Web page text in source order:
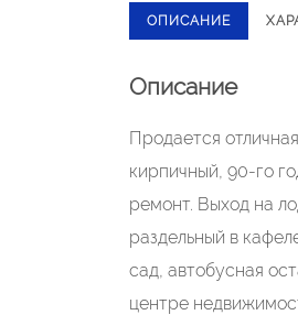
ОПИСАНИЕ
Описание
Продается
кирпичный, 90-го
ремонт. Выход на
раздельный в
сад, автобусная
центре